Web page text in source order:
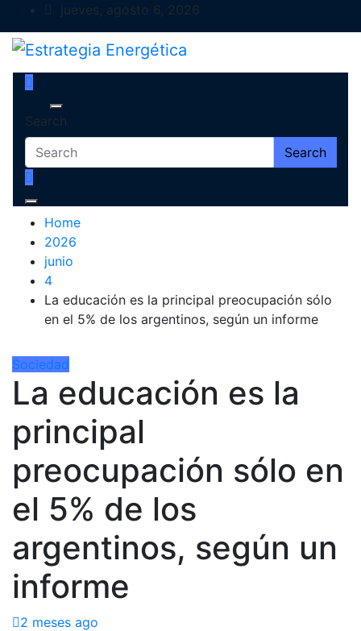
to
content
jueves, agosto 6, 2026
Estrategia Energética
Magazine de Debate
Search
Search
Home
2026
junio
4
La educación es la principal preocupación sólo
en el 5% de los argentinos, según un informe
Sociedad
La educación es la
principal
preocupación sólo en
el 5% de los
argentinos, según un
informe
2 meses ago